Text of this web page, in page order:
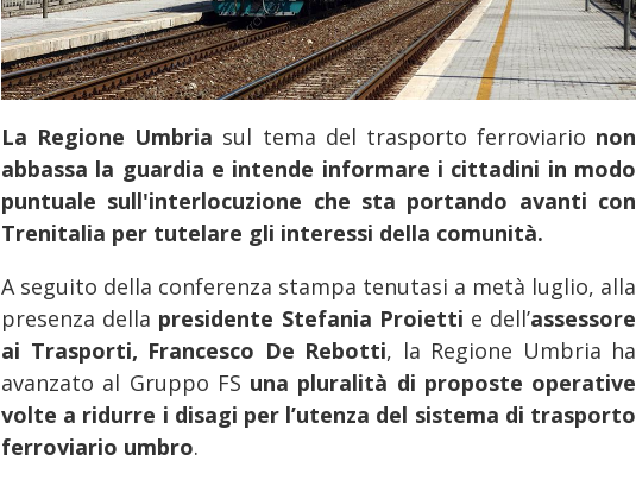
La Regione Umbria sul tema del trasporto ferroviario non
abbassa la guardia e intende informare i cittadini in modo
puntuale sull'interlocuzione che sta portando avanti con
Trenitalia per tutelare gli interessi della comunità.
A seguito della conferenza stampa tenutasi a metà luglio, alla
presenza della presidente Stefania Proietti e dell’assessore
ai Trasporti, Francesco De Rebotti, la Regione Umbria ha
avanzato al Gruppo FS una pluralità di proposte operative
volte a ridurre i disagi per l’utenza del sistema di trasporto
ferroviario umbro.